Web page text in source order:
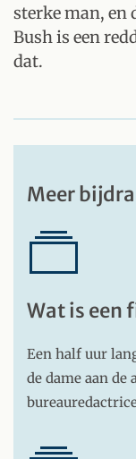
sterke man, en
Bush is een
dat.
Meer
Wat is een
Een half uur
de dame aan de